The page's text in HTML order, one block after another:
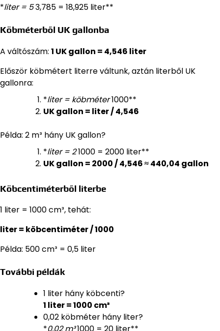
*liter = 53,785 = 18,925 liter**
Köbméterből UK gallonba
A váltószám: 1 UK gallon = 4,546 liter
Először köbmétert literre váltunk, aztán literből UK
gallonra:
*liter = köbméter1000**
UK gallon = liter / 4,546
Példa: 2 m³ hány UK gallon?
*liter = 21000 = 2000 liter**
UK gallon = 2000 / 4,546 ≈ 440,04 gallon
Köbcentiméterből literbe
1 liter = 1000 cm³, tehát:
liter = köbcentiméter / 1000
Példa: 500 cm³ = 0,5 liter
További példák
1 liter hány köbcenti?
1 liter = 1000 cm³
0,02 köbméter hány liter?
*0,02 m³1000 = 20 liter**